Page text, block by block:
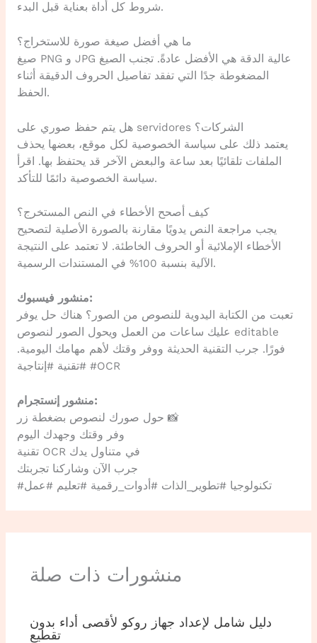
شروط كل أداة بعناية قبل البدء.
ما هي أفضل صيغة صورة للاستخراج؟
صيغ PNG و JPG عالية الدقة هي الأفضل عادةً. تجنب الصيغ
المضغوطة جدًا التي تفقد تفاصيل الحروف الدقيقة أثناء
الحفظ.
هل يتم حفظ صوري على servidores الشركات؟
يعتمد ذلك على سياسة الخصوصية لكل موقع، بعضها يحذف
الملفات تلقائيًا بعد ساعة والبعض الآخر قد يحتفظ بها. اقرأ
سياسة الخصوصية دائمًا للتأكد.
كيف أصحح الأخطاء في النص المستخرج؟
يجب مراجعة النص يدويًا مقارنة بالصورة الأصلية لتصحيح
الأخطاء الإملائية أو الحروف الخاطئة. لا تعتمد على النتيجة
الآلية بنسبة 100% في المستندات الرسمية.
منشور فيسبوك:
تعبت من الكتابة اليدوية للنصوص من الصور؟ هناك حل يوفر
عليك ساعات من العمل ويحول الصور لنصوص editable
فورًا. جرب التقنية الحديثة ووفر وقتك لأهم مهامك اليومية.
#تقنية #إنتاجية #OCR
منشور إنستجرام:
حول صورك لنصوص بضغطة زر 📸
وفر وقتك وجهدك اليوم
تقنية OCR في متناول يدك
جرب الآن وشاركنا تجربتك
#تكنولوجيا #تطوير_الذات #أدوات_رقمية #تعليم #عمل
منشورات ذات صلة
دليل شامل لإعداد جهاز روكو لأقصى أداء بدون
تقطيع